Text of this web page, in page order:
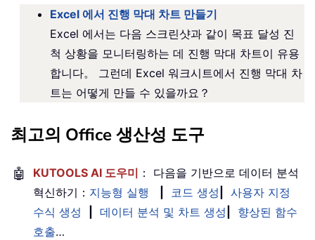
Excel 에서 진행 막대 차트 만들기
Excel 에서는 다음 스크린샷과 같이 목표 달성 진
척 상황을 모니터링하는 데 진행 막대 차트이 유용
합니다。 그런데 Excel 워크시트에서 진행 막대 차
트는 어떻게 만들 수 있을까요？
최고의 Office 생산성 도구
🤖 KUTOOLS AI 도우미 ： 다음을 기반으로 데이터 분석
혁신하기： 지능형 실행 코드 생성
사용자 지정
수식 생성
데이터 분석 및 차트 생성
향상된 함수
호출…